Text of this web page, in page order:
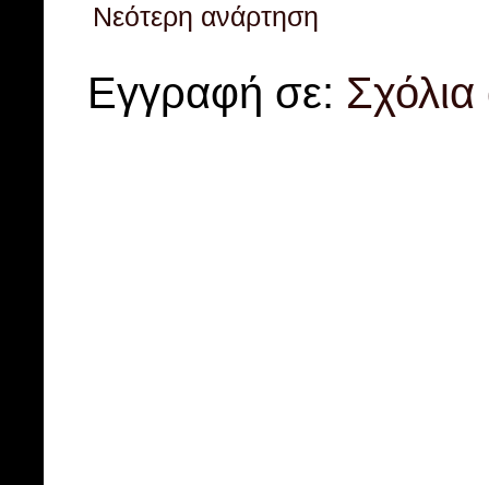
Νεότερη ανάρτηση
Εγγραφή σε: